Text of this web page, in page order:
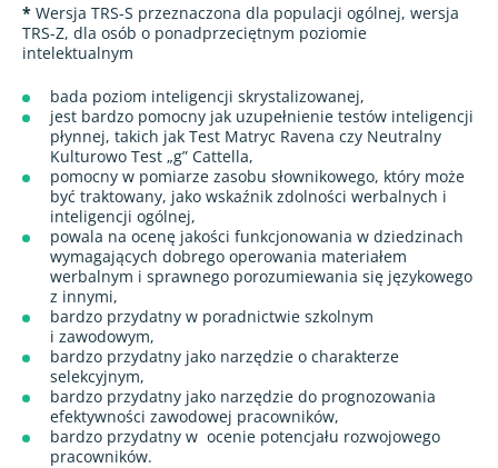
* Wersja TRS-S przeznaczona dla populacji ogólnej, wersja
TRS-Z, dla osób o ponadprzeciętnym poziomie
intelektualnym
bada poziom inteligencji skrystalizowanej,
jest bardzo pomocny jak uzupełnienie testów inteligencji
płynnej, takich jak Test Matryc Ravena czy Neutralny
Kulturowo Test „g” Cattella,
pomocny w pomiarze zasobu słownikowego, który może
być traktowany, jako wskaźnik zdolności werbalnych i
inteligencji ogólnej,
powala na ocenę jakości funkcjonowania w dziedzinach
wymagających dobrego operowania materiałem
werbalnym i sprawnego porozumiewania się językowego
z innymi,
bardzo przydatny w poradnictwie szkolnym
i zawodowym,
bardzo przydatny jako narzędzie o charakterze
selekcyjnym,
bardzo przydatny jako narzędzie do prognozowania
efektywności zawodowej pracowników,
bardzo przydatny w ocenie potencjału rozwojowego
pracowników.